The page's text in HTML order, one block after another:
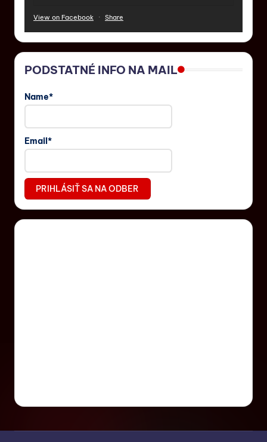
View on Facebook · Share
PODSTATNÉ INFO NA MAIL
Name*
Email*